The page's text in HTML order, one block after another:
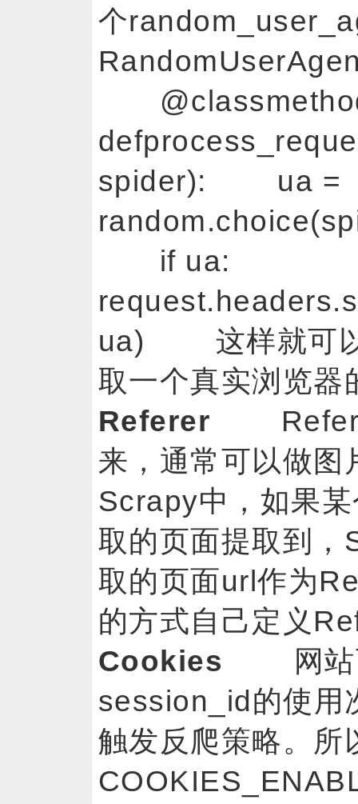
个
spider): ua =
if ua:
ua) 这样就可以
取一个真实浏
Referer Referer
来，通常可以做图
Scrapy中，如果
取的页面提取到
取的页面url作为
的方式自己定
Cookies 网站可
session_id的使用
触发反爬策略。